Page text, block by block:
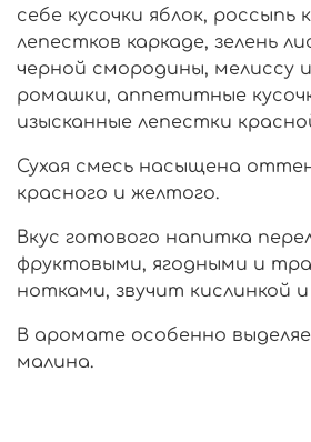
себе кусочки яблок, россыпь
лепестков каркаде, зелень
черной смородины, мелиссу
ромашки, аппетитные
изысканные лепестки
Сухая смесь насыщена
красного и желтого.
Вкус готового напитка
фруктовыми, ягодными и
нотками, звучит кислинкой
В аромате особенно
малина.